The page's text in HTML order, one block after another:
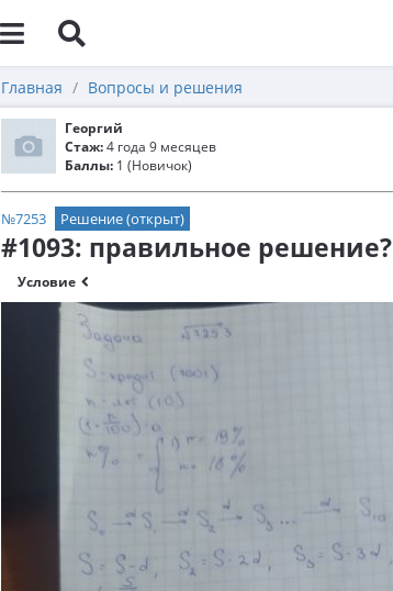
Главная Вопросы и решения
Георгий
Стаж:4 года 9 месяцев
Баллы: 1 (Новичок)
№7253 Решение (открыт)
#1093: правильное решение?
Условие